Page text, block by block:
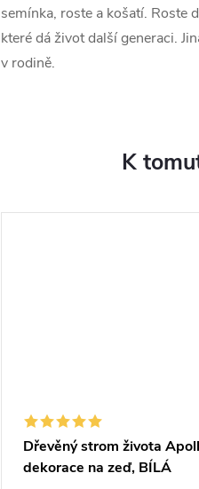
semínka, roste a košatí. Roste
které dá život další generaci.
v rodině.
K
Dřevěný strom života
dekorace na zeď, BÍLÁ